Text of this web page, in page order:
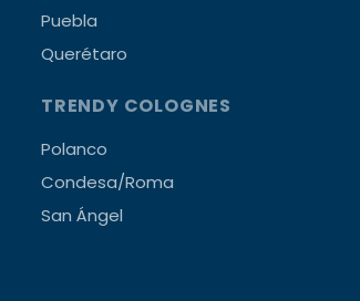
Puebla
Querétaro
TRENDY COLOGNES
Polanco
Condesa/Roma
San Ángel